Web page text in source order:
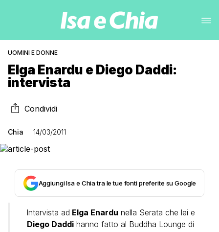
UOMINI E DONNE
Elga Enardu e Diego Daddi:
intervista
Condividi
Chia 14/03/2011
Aggiungi Isa e Chia tra le tue fonti preferite su Google
Intervista ad Elga Enardu nella Serata che lei e
Diego Daddi hanno fatto al Buddha Lounge di